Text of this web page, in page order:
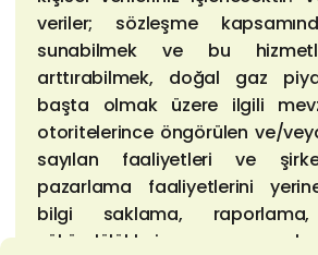
veriler; sözleşme
sunabilmek ve bu
arttırabilmek, doğal gaz
başta olmak üzere ilgili
otoritelerince öngörülen ve/
sayılan faaliyetleri ve
pazarlama faaliyetlerini
bilgi saklama, raporlama,
yükümlülüklerine